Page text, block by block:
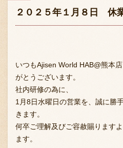
２０２５年１月８日 休
いつもAjisen World HAB@熊本
がとうございます。
社内研修の為に、
1月8日水曜日の営業を、誠に勝
きます。
何卒ご理解及びご容赦賜ります
ます。